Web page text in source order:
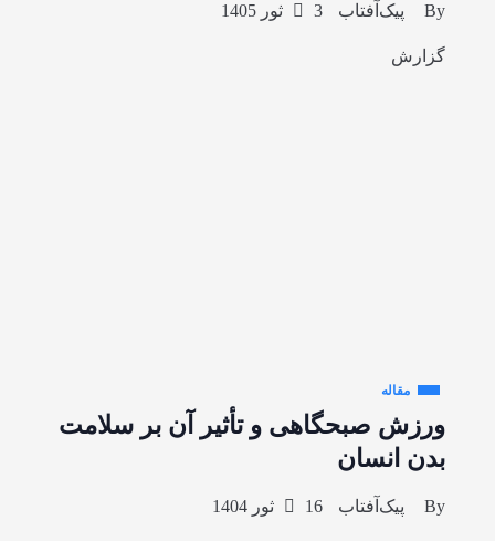
By پیک‌آفتاب 3 ثور 1405
گزارش
مقاله
ورزش صبحگاهی و تأثیر آن بر سلامت
بدن انسان
By پیک‌آفتاب 16 ثور 1404